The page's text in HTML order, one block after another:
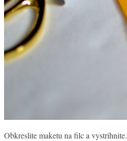
Obkreslite maketu na filc a vystrihnite.